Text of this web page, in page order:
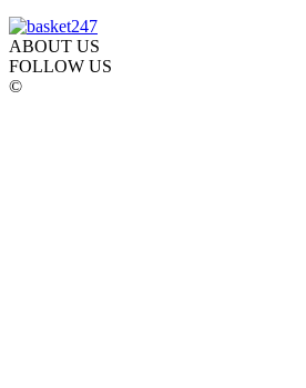
ABOUT US
FOLLOW US
©